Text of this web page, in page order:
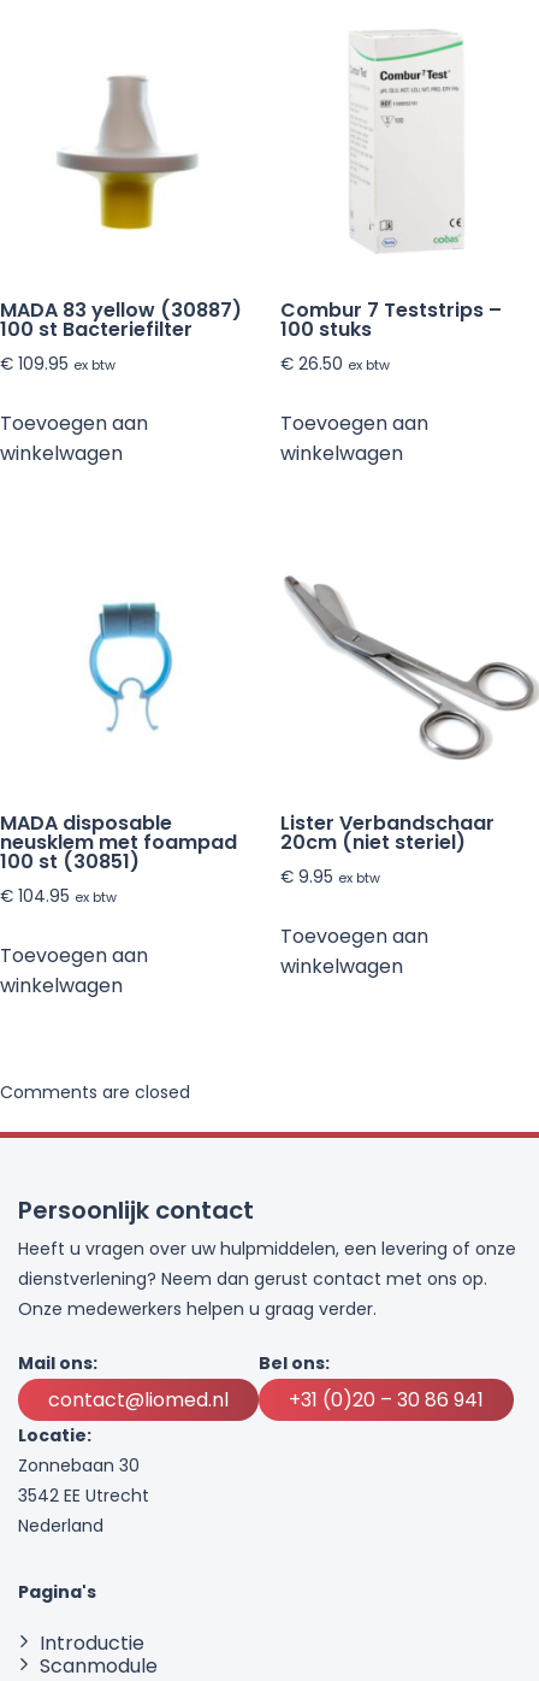
MADA 83 yellow (30887)
100 st Bacteriefilter
€ 109.95 ex btw
Toevoegen aan
winkelwagen
Combur 7 Teststrips –
100 stuks
€26.50 ex btw
Toevoegen aan
winkelwagen
MADA disposable
neusklem met foampad
100 st (30851)
€ 104.95 ex btw
Toevoegen aan
winkelwagen
Lister Verbandschaar
20cm (niet steriel)
€9.95 ex btw
Toevoegen aan
winkelwagen
Comments are closed
Persoonlijk contact
Heeft u vragen over uw hulpmiddelen, een levering of onze
dienstverlening? Neem dan gerust contact met ons op.
Onze medewerkers helpen u graag verder.
Mail ons:
contact@liomed.nl
Bel ons:
+31 (0)20 – 30 86 941
Locatie:
Zonnebaan 30
3542 EE Utrecht
Nederland
Pagina's
Introductie
Scanmodule